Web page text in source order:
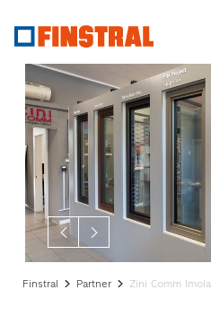
Ventanas
Puertas
de
entrada
Renovación
Obra
nueva
Referencias
Servicio
para
Arquitectos
Programa
Finstral
Partner
Búsqueda
de
Enlaces
Finstral Partner Zini Comm